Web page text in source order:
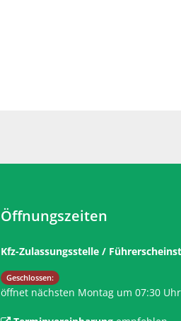
Öffnungszeiten
Kfz-Zulassungsstelle /
Klicken, um weitere Öffnungs- oder
Geschlossen:
öffnet nächsten Montag um 07:30 Uhr